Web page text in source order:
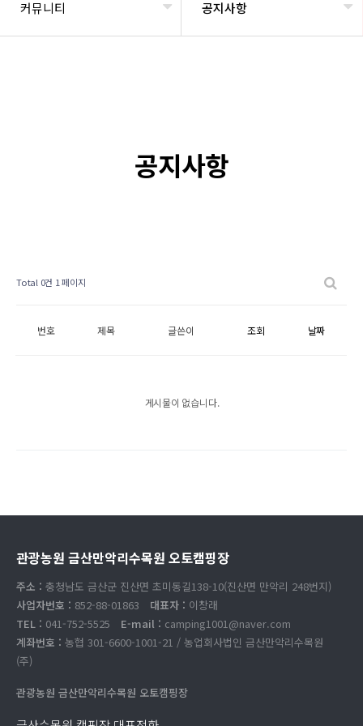
커뮤니티 공지사항
공지사항
Total 0건 1 페이지
번호 제목 글쓴이 조회 날짜
게시물이 없습니다.
관광농원 금산만악리수목원 오토캠핑장
주소 : 충청남도 금산군 진산면 초미동길138-10(진산면 만악리 248번지)
사업자번호 : 852-88-01863 대표자 : 이창래
TEL : 041-752-5525 E-mail : camping1001@naver.com
계좌번호 : 농협 301-6600-1001-21 / 농업회사법인 금산만악리수목원
(주)
관광농원 금산만악리수목원 오토캠핑장